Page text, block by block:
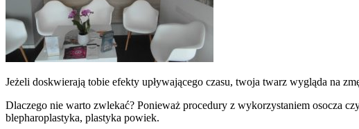
Jeżeli doskwierają tobie efekty upływającego czasu, twoja twarz wygląda na
Dlaczego nie warto zwlekać? Ponieważ procedury z wykorzystaniem osocza
blepharoplastyka, plastyka powiek.